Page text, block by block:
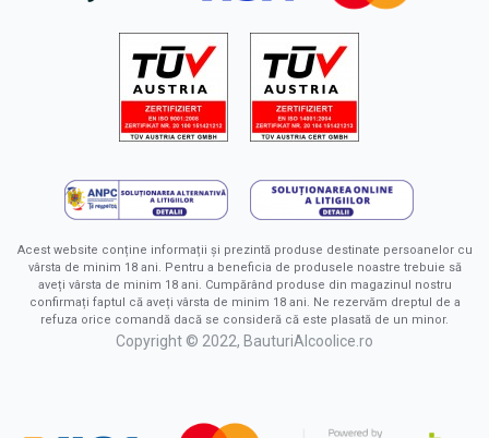
Acest website conține informații și prezintă produse destinate persoanelor cu
vârsta de minim 18 ani. Pentru a beneficia de produsele noastre trebuie să
aveți vârsta de minim 18 ani. Cumpărând produse din magazinul nostru
confirmați faptul că aveți vârsta de minim 18 ani. Ne rezervăm dreptul de a
refuza orice comandă dacă se consideră că este plasată de un minor.
Copyright © 2022, BauturiAlcoolice.ro